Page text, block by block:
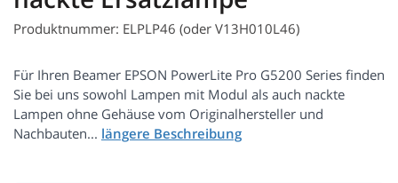
Produktnummer: ELPLP46 (oder V13H010L46)
Für Ihren Beamer EPSON PowerLite Pro G5200 Series finden
Sie bei uns sowohl Lampen mit Modul als auch nackte
Lampen ohne Gehäuse vom Originalhersteller und
Nachbauten...